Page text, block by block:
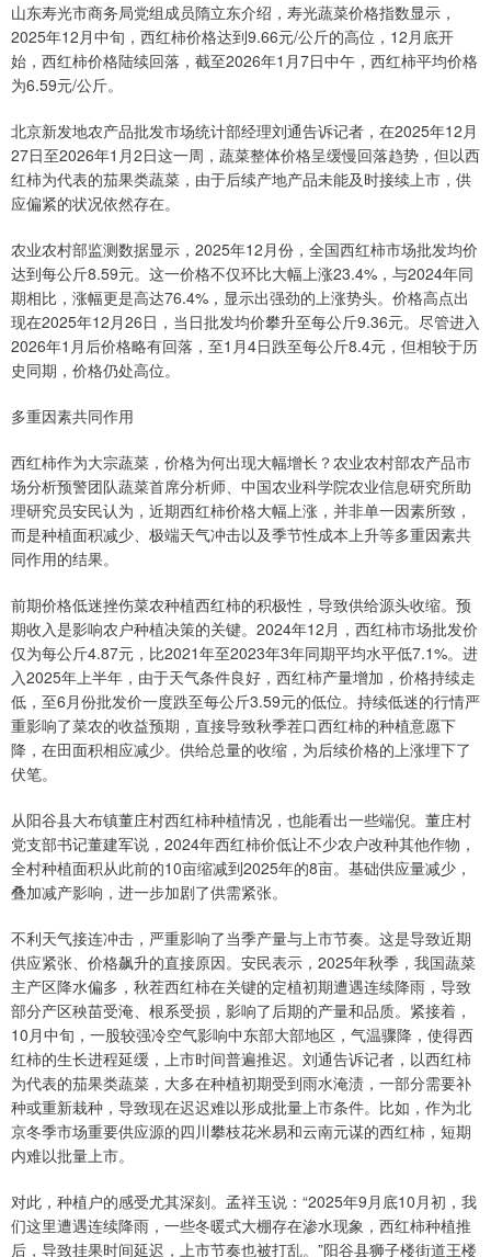
山东寿光市商务局党组成员隋立东介绍，寿光蔬菜价格指数显示，
2025年12月中旬，西红柿价格达到9.66元/公斤的高位，12月底开
始，西红柿价格陆续回落，截至2026年1月7日中午，西红柿平均价格
为6.59元/公斤。
北京新发地农产品批发市场统计部经理刘通告诉记者，在2025年12月
27日至2026年1月2日这一周，蔬菜整体价格呈缓慢回落趋势，但以西
红柿为代表的茄果类蔬菜，由于后续产地产品未能及时接续上市，供
应偏紧的状况依然存在。
农业农村部监测数据显示，2025年12月份，全国西红柿市场批发均价
达到每公斤8.59元。这一价格不仅环比大幅上涨23.4%，与2024年同
期相比，涨幅更是高达76.4%，显示出强劲的上涨势头。价格高点出
现在2025年12月26日，当日批发均价攀升至每公斤9.36元。尽管进入
2026年1月后价格略有回落，至1月4日跌至每公斤8.4元，但相较于历
史同期，价格仍处高位。
多重因素共同作用
西红柿作为大宗蔬菜，价格为何出现大幅增长？农业农村部农产品市
场分析预警团队蔬菜首席分析师、中国农业科学院农业信息研究所助
理研究员安民认为，近期西红柿价格大幅上涨，并非单一因素所致，
而是种植面积减少、极端天气冲击以及季节性成本上升等多重因素共
同作用的结果。
前期价格低迷挫伤菜农种植西红柿的积极性，导致供给源头收缩。预
期收入是影响农户种植决策的关键。2024年12月，西红柿市场批发价
仅为每公斤4.87元，比2021年至2023年3年同期平均水平低7.1%。进
入2025年上半年，由于天气条件良好，西红柿产量增加，价格持续走
低，至6月份批发价一度跌至每公斤3.59元的低位。持续低迷的行情严
重影响了菜农的收益预期，直接导致秋季茬口西红柿的种植意愿下
降，在田面积相应减少。供给总量的收缩，为后续价格的上涨埋下了
伏笔。
从阳谷县大布镇董庄村西红柿种植情况，也能看出一些端倪。董庄村
党支部书记董建军说，2024年西红柿价低让不少农户改种其他作物，
全村种植面积从此前的10亩缩减到2025年的8亩。基础供应量减少，
叠加减产影响，进一步加剧了供需紧张。
不利天气接连冲击，严重影响了当季产量与上市节奏。这是导致近期
供应紧张、价格飙升的直接原因。安民表示，2025年秋季，我国蔬菜
主产区降水偏多，秋茬西红柿在关键的定植初期遭遇连续降雨，导致
部分产区秧苗受淹、根系受损，影响了后期的产量和品质。紧接着，
10月中旬，一股较强冷空气影响中东部大部地区，气温骤降，使得西
红柿的生长进程延缓，上市时间普遍推迟。刘通告诉记者，以西红柿
为代表的茄果类蔬菜，大多在种植初期受到雨水淹渍，一部分需要补
种或重新栽种，导致现在迟迟难以形成批量上市条件。比如，作为北
京冬季市场重要供应源的四川攀枝花米易和云南元谋的西红柿，短期
内难以批量上市。
对此，种植户的感受尤其深刻。孟祥玉说：“2025年9月底10月初，我
们这里遭遇连续降雨，一些冬暖式大棚存在渗水现象，西红柿种植推
后，导致挂果时间延迟，上市节奏也被打乱。”阳谷县狮子楼街道王楼